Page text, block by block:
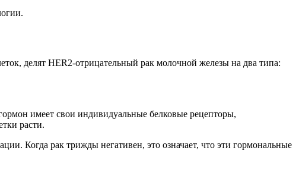
делят HER2-отрицательный рак молочной железы на два типа:
имеет свои индивидуальные белковые рецепторы,
расти.
Когда рак трижды негативен, это означает, что эти гормональные